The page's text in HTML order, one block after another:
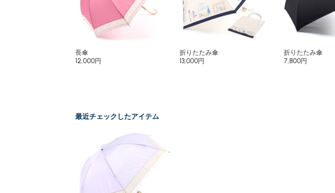
長傘
12,000円
折りたたみ傘
13,000円
折りたたみ傘
7,800円
最近チェックしたアイテム